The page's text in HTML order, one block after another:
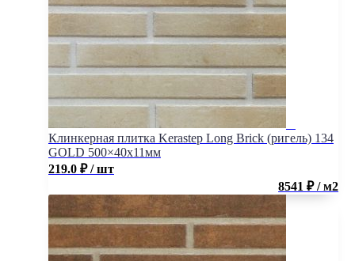
Клинкерная плитка Kerastep Long Brick (ригель) 134
GOLD 500×40х11мм
219.0 ₽ / шт
8541 ₽ / м2